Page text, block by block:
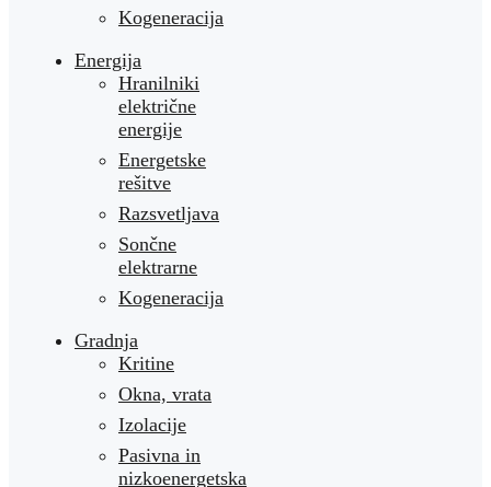
Kogeneracija
Energija
Hranilniki
električne
energije
Energetske
rešitve
Razsvetljava
Sončne
elektrarne
Kogeneracija
Gradnja
Kritine
Okna, vrata
Izolacije
Pasivna in
nizkoenergetska